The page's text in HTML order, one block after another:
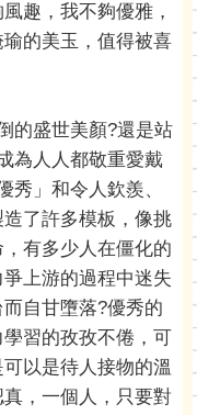
趣，我不夠優雅，
的美玉，值得被喜
的盛世美顏?還是站
為人人都敬重愛戴
秀」和令人欽羨、
了許多模板，像挑
有多少人在僵化的
上游的過程中迷失
自甘墮落?優秀的
習的孜孜不倦，可
以是待人接物的溫
，一個人，只要對